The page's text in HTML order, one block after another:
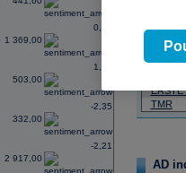
1 369,00
0,74
503,00
1,21
332,00
-2,35
2 917,00
-2,21
Název
ČEZ
ERSTE
TMR
AD